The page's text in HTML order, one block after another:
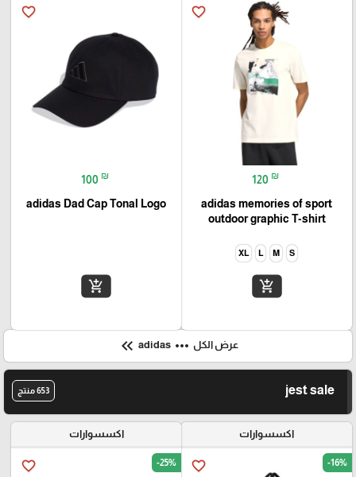
favorite_border
120 ₪
adidas memories of sport
outdoor graphic T-shirt
S
M
L
XL
add_shopping_cart
favorite_border
100 ₪
adidas Dad Cap Tonal Logo
add_shopping_cart
عرض الكل more_horiz
keyboard_double_arrow_left
jest sale 653 منتج
اكسسوارات
favorite_border -16%
اكسسوارات
favorite_border -25%